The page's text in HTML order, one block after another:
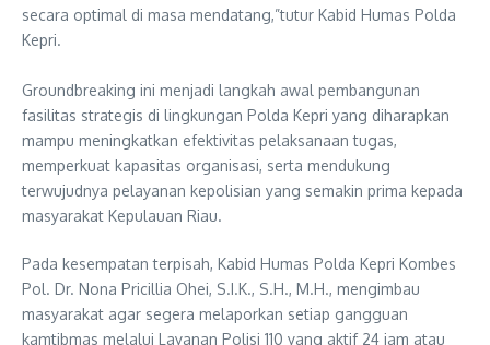
secara optimal di masa mendatang,”tutur Kabid Humas Polda
Kepri.
‎Groundbreaking ini menjadi langkah awal pembangunan
fasilitas strategis di lingkungan Polda Kepri yang diharapkan
mampu meningkatkan efektivitas pelaksanaan tugas,
memperkuat kapasitas organisasi, serta mendukung
terwujudnya pelayanan kepolisian yang semakin prima kepada
masyarakat Kepulauan Riau.
Pada kesempatan terpisah, Kabid Humas Polda Kepri Kombes
Pol. Dr. Nona Pricillia Ohei, S.I.K., S.H., M.H., mengimbau
masyarakat agar segera melaporkan setiap gangguan
kamtibmas melalui Layanan Polisi 110 yang aktif 24 jam atau